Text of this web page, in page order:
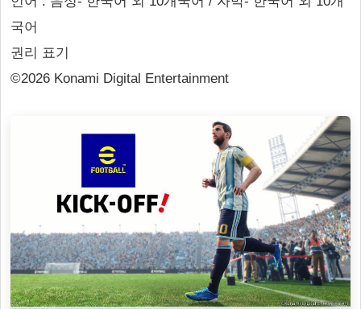
국어
권리 표기
©2026 Konami Digital Entertainment